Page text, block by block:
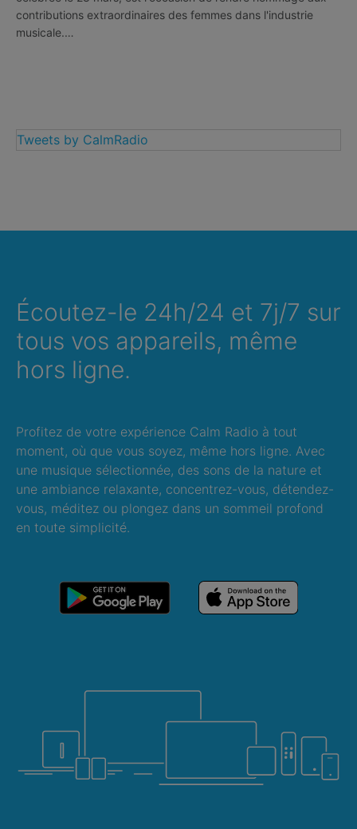
contributions extraordinaires des femmes dans l'industrie
musicale.…
Tweets by CalmRadio
Écoutez-le 24h/24 et 7j/7 sur
tous vos appareils, même
hors ligne.
Profitez de votre expérience Calm Radio à tout
moment, où que vous soyez, même hors ligne. Avec
une musique sélectionnée, des sons de la nature et
une ambiance relaxante, concentrez-vous, détendez-
vous, méditez ou plongez dans un sommeil profond
en toute simplicité.